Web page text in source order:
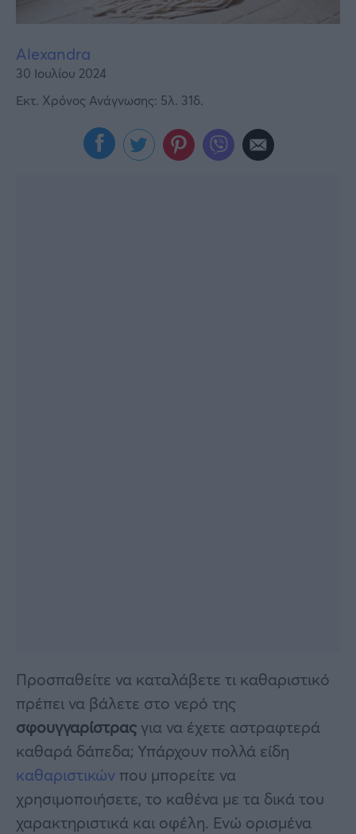
Alexandra
30 Ιουλίου 2024
Εκτ. Χρόνος Ανάγνωσης: 5λ. 31δ.
Προσπαθείτε να καταλάβετε τι καθαριστικό
πρέπει να βάλετε στο νερό της
σφουγγαρίστρας για να έχετε αστραφτερά
καθαρά δάπεδα; Υπάρχουν πολλά είδη
καθαριστικών που μπορείτε να
χρησιμοποιήσετε, το καθένα με τα δικά του
χαρακτηριστικά και οφέλη. Ενώ ορισμένα